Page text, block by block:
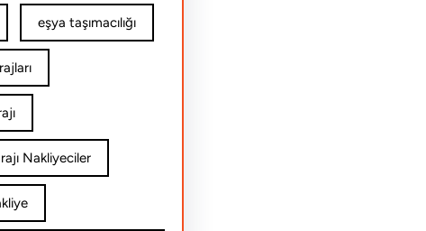
eşya taşımacılığı
Nakliyeciler